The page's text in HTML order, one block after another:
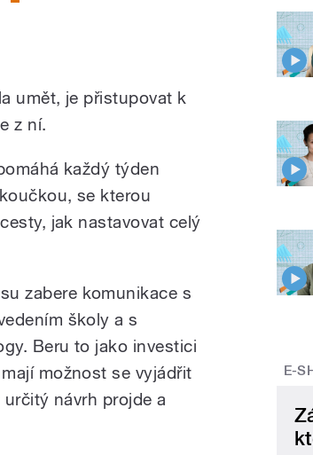
umět, je přistupovat k
z ní.
každý týden
se kterou
jak nastavovat celý
zabere komunikace s
školy a s
Beru to jako investici
možnost se vyjádřit
návrh projde a
E-